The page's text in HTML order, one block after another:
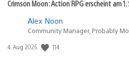
Crimson Moon: Action RPG erscheint am
Alex Noon
Community Manager, Probably
Veröffentlichungsdatum:
4. Aug 2026 114